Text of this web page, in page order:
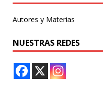
Autores y Materias
NUESTRAS REDES